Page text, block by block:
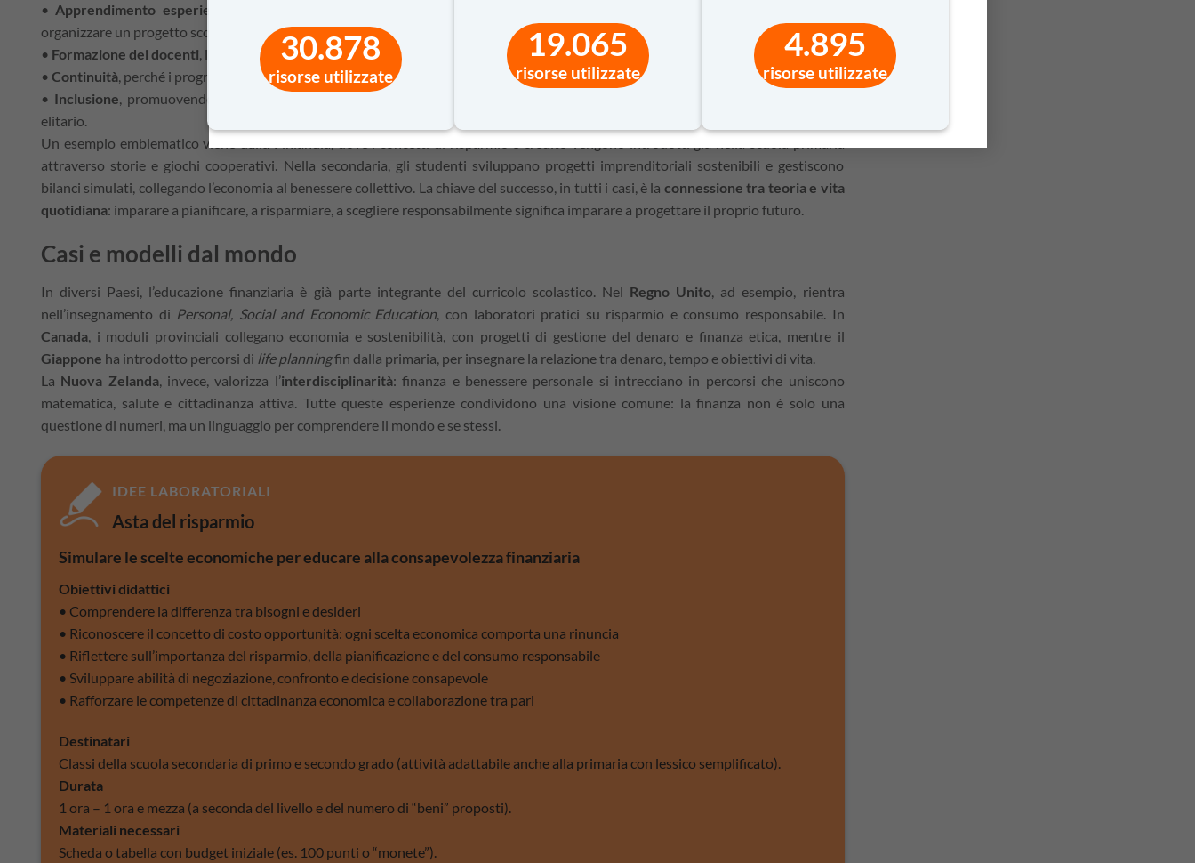
30.878
risorse utilizzate
19.065
risorse utilizzate
4.895
risorse utilizzate
• Apprendimento esperienziale
organizzare un progetto scolastico.
• Formazione dei docenti, indispensabile per trasformare la finanza da argomento tecnico a strumento educativo.
• Continuità, perché i programmi episodici hanno effetti limitati e non consolidano abitudini.
• Inclusione, promuovendo linguaggi accessibili, superando stereotipi di genere e rendendo la finanza un terreno comune, non
elitario.
Un esempio emblematico viene dalla Finlandia, dove i concetti di risparmio e credito vengono introdotti già nella scuola primaria
attraverso storie e giochi cooperativi. Nella secondaria, gli studenti sviluppano progetti imprenditoriali sostenibili e gestiscono
bilanci simulati, collegando l’economia al benessere collettivo. La chiave del successo, in tutti i casi, è la connessione tra teoria e vita
quotidiana: imparare a pianificare, a risparmiare, a scegliere responsabilmente significa imparare a progettare il proprio futuro.
Casi e modelli dal mondo
In diversi Paesi, l’educazione finanziaria è già parte integrante del curricolo scolastico. Nel Regno Unito, ad esempio, rientra
nell’insegnamento di Personal, Social and Economic Education, con laboratori pratici su risparmio e consumo responsabile. In
Canada, i moduli provinciali collegano economia e sostenibilità, con progetti di gestione del denaro e finanza etica, mentre il
Giappone ha introdotto percorsi di life planningfin dalla primaria, per insegnare la relazione tra denaro, tempo e obiettivi di vita.
La Nuova Zelanda, invece, valorizza l’interdisciplinarità: finanza e benessere personale si intrecciano in percorsi che uniscono
matematica, salute e cittadinanza attiva. Tutte queste esperienze condividono una visione comune: la finanza non è solo una
questione di numeri, ma un linguaggio per comprendere il mondo e se stessi.
IDEE LABORATORIALI
Asta del risparmio
Simulare le scelte economiche per educare alla consapevolezza finanziaria
Obiettivi didattici
• Comprendere la differenza tra bisogni e desideri
• Riconoscere il concetto di costo opportunità: ogni scelta economica comporta una rinuncia
• Riflettere sull’importanza del risparmio, della pianificazione e del consumo responsabile
• Sviluppare abilità di negoziazione, confronto e decisione consapevole
• Rafforzare le competenze di cittadinanza economica e collaborazione tra pari
Destinatari
Classi della scuola secondaria di primo e secondo grado (attività adattabile anche alla primaria con lessico semplificato).
Durata
1 ora – 1 ora e mezza (a seconda del livello e del numero di “beni” proposti).
Materiali necessari
Scheda o tabella con budget iniziale (es. 100 punti o “monete”).